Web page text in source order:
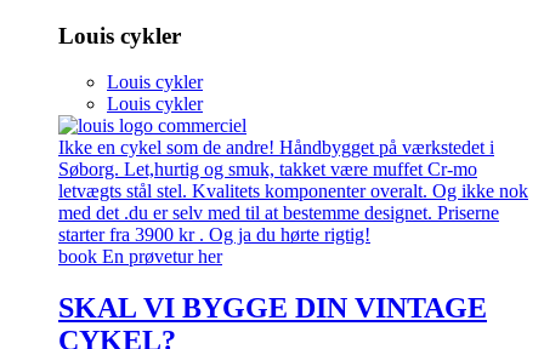
Louis cykler
Louis cykler
Louis cykler
Ikke en cykel som de andre! Håndbygget på værkstedet i
Søborg. Let,hurtig og smuk, takket være muffet Cr-mo
letvægts stål stel. Kvalitets komponenter overalt. Og ikke nok
med det .du er selv med til at bestemme designet. Priserne
starter fra 3900 kr . Og ja du hørte rigtig!
book En prøvetur her
SKAL VI BYGGE DIN VINTAGE
CYKEL?